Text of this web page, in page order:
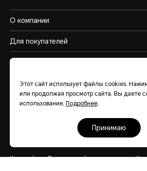
О компании
Для покупателей
Продукция
Служба поддержки
(Pусский)
Карта сайта Политика конфиденциальности
Этот сайт использует файлы cookies.
или продолжая просмотр сайта, Вы даете
использование. Подробнее.
принимаю